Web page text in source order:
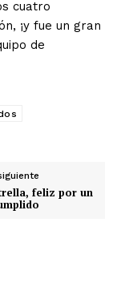
cuatro
¡y fue un gran
de
feliz por un